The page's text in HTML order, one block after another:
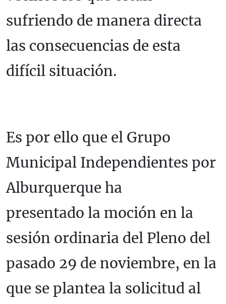
sufriendo de manera directa
las consecuencias de esta
difícil situación.
Es por ello que el Grupo
Municipal Independientes por
Alburquerque ha
presentado la moción en la
sesión ordinaria del Pleno del
pasado 29 de noviembre, en la
que se plantea la solicitud al